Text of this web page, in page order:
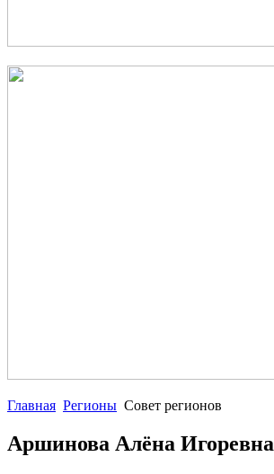
Главная Регионы Совет регионов
Аршинова Алёна Игоревна